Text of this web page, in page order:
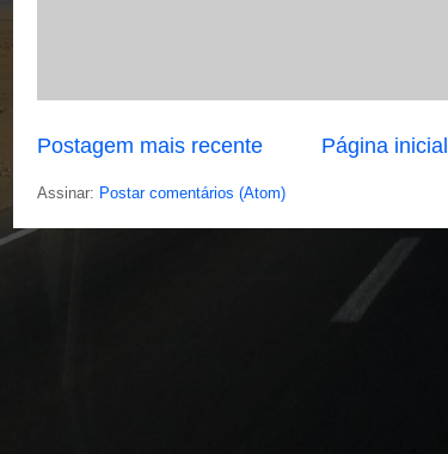
Postagem mais recente Página inicial
Assinar: Postar comentários (Atom)